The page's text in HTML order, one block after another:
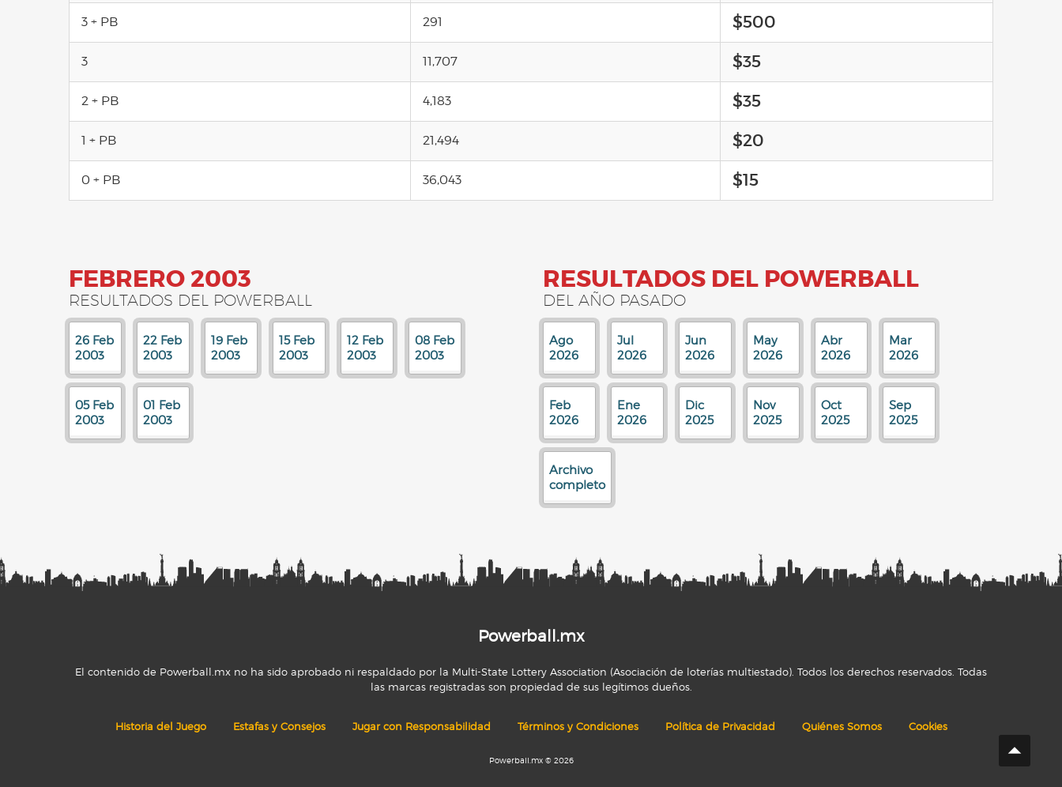
3 + PB 291 $500
3 11,707 $35
2 + PB 4,183 $35
1 + PB 21,494 $20
0 + PB 36,043 $15
FEBRERO 2003
RESULTADOS DEL POWERBALL
26 Feb
2003
22 Feb
2003
19 Feb
2003
15 Feb
2003
12 Feb
2003
08 Feb
2003
05 Feb
2003
01 Feb
2003
RESULTADOS DEL POWERBALL
DEL AÑO PASADO
Ago
2026
Jul
2026
Jun
2026
May
2026
Abr
2026
Mar
2026
Feb
2026
Ene
2026
Dic
2025
Nov
2025
Oct
2025
Sep
2025
Archivo
completo
Powerball.mx
El contenido de Powerball.mx no ha sido aprobado ni respaldado por la Multi-State Lottery Association (Asociación de loterías multiestado). Todos los derechos reservados. Todas
las marcas registradas son propiedad de sus legítimos dueños.
Historia del Juego Estafas y Consejos Jugar con Responsabilidad Términos y Condiciones Política de Privacidad Quiénes Somos Cookies
Powerball.mx © 2026